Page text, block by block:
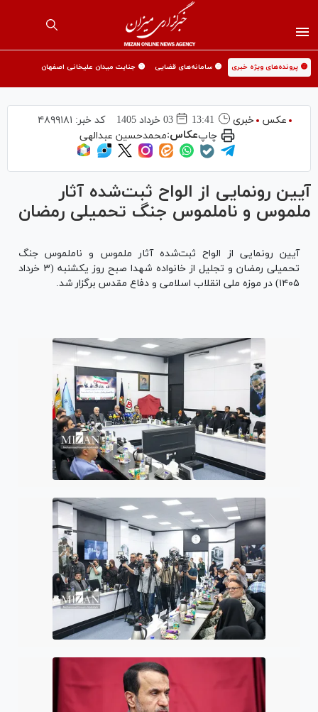
🟡 پرونده‌های ویژه خبری 🟡 سامانه‌های قضایی 🟡 جنایت میدان علیخانی اصفهان
عکس خبری 13:41 03 خرداد 1405 کد خبر: ۴۸۹۹۱۸۱
چاپعکاس:محمدحسین عبدالهی
آیین رونمایی از الواح ثبت‌شده آثار
ملموس و ناملموس جنگ تحمیلی رمضان
آیین رونمایی از الواح ثبت‌شده آثار ملموس و ناملموس جنگ
تحمیلی رمضان و تجلیل از خانواده شهدا صبح روز یکشنبه (۳ خرداد
۱۴۰۵) در موزه ملی انقلاب اسلامی و دفاع مقدس برگزار شد.